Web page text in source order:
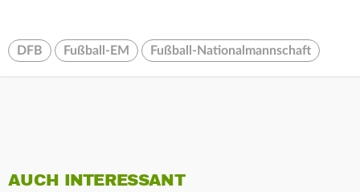
DFB Fußball-EM Fußball-Nationalmannschaft
AUCH INTERESSANT